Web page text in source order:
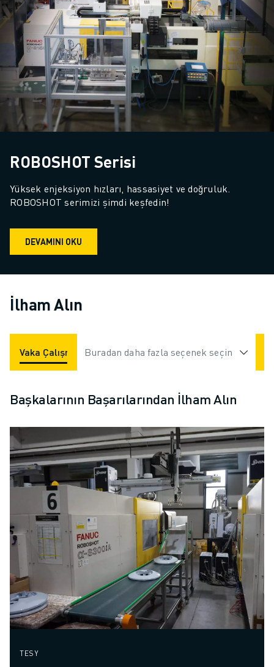
ROBOSHOT Serisi
Yüksek enjeksiyon hızları, hassasiyet ve doğruluk.
ROBOSHOT serimizi şimdi keşfedin!
DEVAMINI OKU
İlham Alın
Vaka Çalışmaları Uygulamalar Endüstriler
Buradan daha fazla seçenek seçin
Başkalarının Başarılarından İlham Alın
TESY